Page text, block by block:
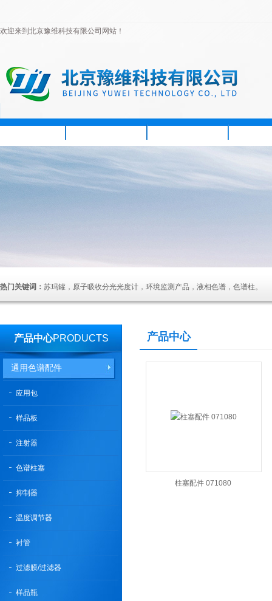
欢迎来到北京豫维科技有限公司网站！
热门关键词： 苏玛罐，原子吸收分光光度计，环境监测产品，液相色谱，色谱柱。
产品中心PRODUCTS
通用色谱配件
应用包
样品板
注射器
色谱柱塞
抑制器
温度调节器
衬管
过滤膜/过滤器
样品瓶
产品中心
柱塞配件 071080